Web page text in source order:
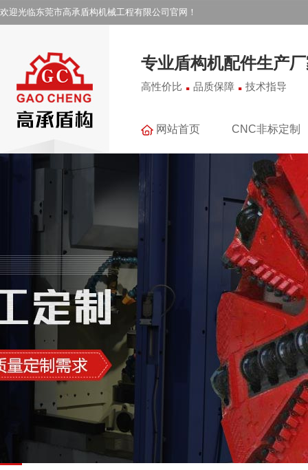
欢迎光临东莞市高承盾构机械工程有限公司官网！
专业盾构机配件生产
高性价比 . 品质保障 . 技术指导
网站首页 CNC非标定制